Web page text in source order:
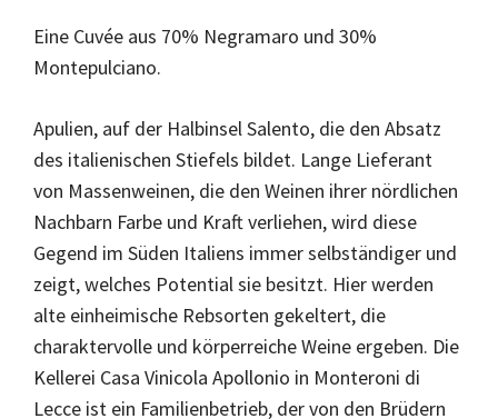
Eine Cuvée aus 70% Negramaro und 30%
Montepulciano.
Apulien, auf der Halbinsel Salento, die den Absatz
des italienischen Stiefels bildet. Lange Lieferant
von Massenweinen, die den Weinen ihrer nördlichen
Nachbarn Farbe und Kraft verliehen, wird diese
Gegend im Süden Italiens immer selbständiger und
zeigt, welches Potential sie besitzt. Hier werden
alte einheimische Rebsorten gekeltert, die
charaktervolle und körperreiche Weine ergeben. Die
Kellerei Casa Vinicola Apollonio in Monteroni di
Lecce ist ein Familienbetrieb, der von den Brüdern